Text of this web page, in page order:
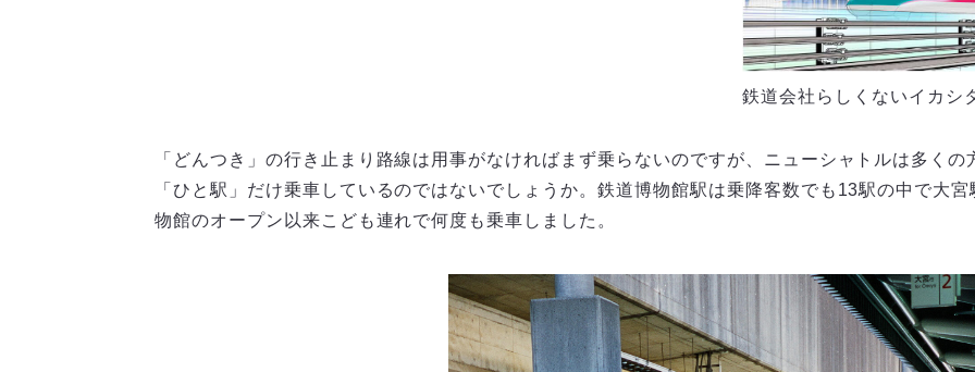
鉄道会社らしくないイカシ
「どんつき」の行き止まり路線は用事がなければまず乗らないのですが、ニューシャトルは多く
「ひと駅」だけ乗車しているのではないでしょうか。鉄道博物館駅は乗降客数でも13駅の中で大
物館のオープン以来こども連れで何度も乗車しました。